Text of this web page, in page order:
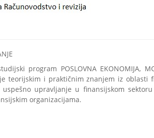
program POSLOVNA EKONOMIJA,
teorijskim i praktičnim znanjem iz oblasti
upravljanje u finansijskom
organizacijama.